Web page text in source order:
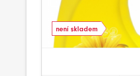
není skladem